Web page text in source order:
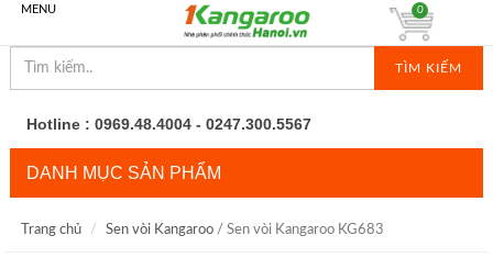
MENU
TÌM KIẾM
0
Hotline : 0969.48.4004 - 0247.300.5567
DANH MỤC SẢN PHẨM
Trang chủ Sen vòi Kangaroo/ Sen vòi Kangaroo KG683